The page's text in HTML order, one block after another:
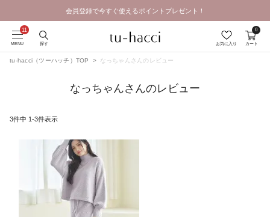
会員登録で今すぐ使えるポイントプレゼント！
MENU 探す お気に入り カート
0
tu-hacci（ツーハッチ）TOP なっちゃんさんのレビュー
なっちゃんさんのレビュー
3件中 1-3件表示